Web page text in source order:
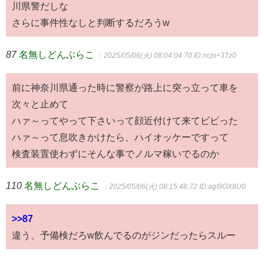
川県警だしな
さらに事件性なしと判断するだろうw
87 名無しどんぶらこ ：2025/05/06(火) 08:04:04.70 ID:ncjo+3Tz0
前に神奈川県通った時に警察が路上に突っ立って車を
次々と止めて
ハァ～ってやって下さいって顔近付けて来てビビった
ハァ～って息吹きかけたら、ハイオッケーですって
検査装置使わずにそんな事でノルマ稼いでるのか
110 名無しどんぶらこ ：2025/05/06(火) 08:15:48.72 ID:agI9OX8U0
>>87
違う、予備検だろw飲んでるのがジンだったらスルー